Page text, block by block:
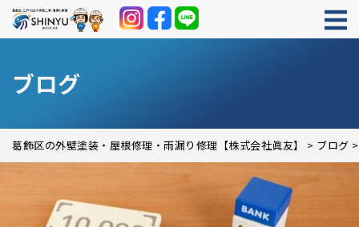
ブログ
葛飾区の外壁塗装・屋根修理・雨漏り修理【株式会社眞友】 > ブログ